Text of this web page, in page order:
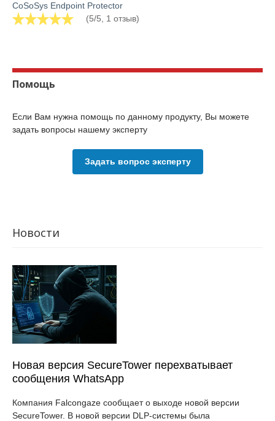
CoSoSys Endpoint Protector
(5/5, 1 отзыв)
Помощь
Если Вам нужна помощь по данному продукту, Вы можете
задать вопросы нашему эксперту
Задать вопрос эксперту
Новости
Новая версия SecureTower перехватывает
сообщения WhatsApp
Компания Falcongaze сообщает о выходе новой версии
SecureTower. В новой версии DLP-системы была